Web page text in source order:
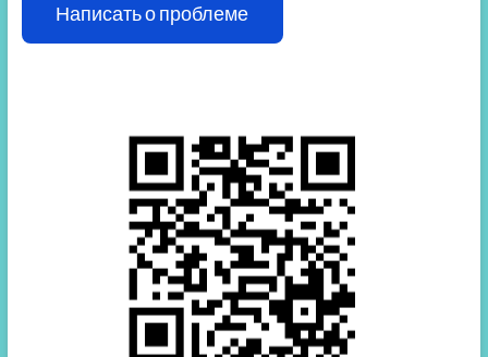
Написать о проблеме